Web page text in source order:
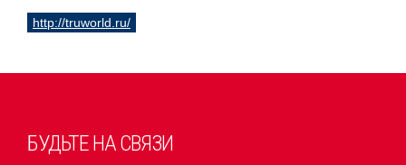
http://truworld.ru/
БУДЬТЕ НА СВЯЗИ